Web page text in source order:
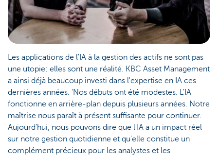
Les applications de l'IA à la gestion des actifs ne sont pas
une utopie: elles sont une réalité. KBC Asset Management
a ainsi déjà beaucoup investi dans l'expertise en IA ces
dernières années. ‘Nos débuts ont été modestes. L'IA
fonctionne en arrière-plan depuis plusieurs années. Notre
maîtrise nous paraît à présent suffisante pour continuer.
Aujourd'hui, nous pouvons dire que l'IA a un impact réel
sur notre gestion quotidienne et qu'elle constitue un
complément précieux pour les analystes et les